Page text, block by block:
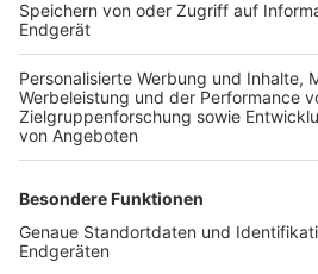
TOP-VEREINE
TOP-PARTNER